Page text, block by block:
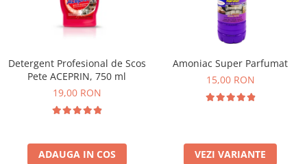
Detergent Profesional de Scos
Pete ACEPRIN, 750 ml
19,00 RON
ADAUGA IN COS
Amoniac Super Parfumat
15,00 RON
VEZI VARIANTE